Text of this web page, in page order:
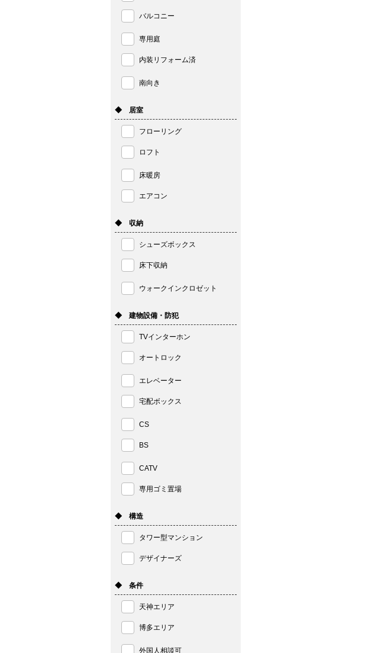
バルコニー
専用庭
内装リフォーム済
南向き
◆ 居室
フローリング
ロフト
床暖房
エアコン
◆ 収納
シューズボックス
床下収納
ウォークインクロゼット
◆ 建物設備・防犯
TVインターホン
オートロック
エレベーター
宅配ボックス
CS
BS
CATV
専用ゴミ置場
◆ 構造
タワー型マンション
デザイナーズ
◆ 条件
天神エリア
博多エリア
外国人相談可